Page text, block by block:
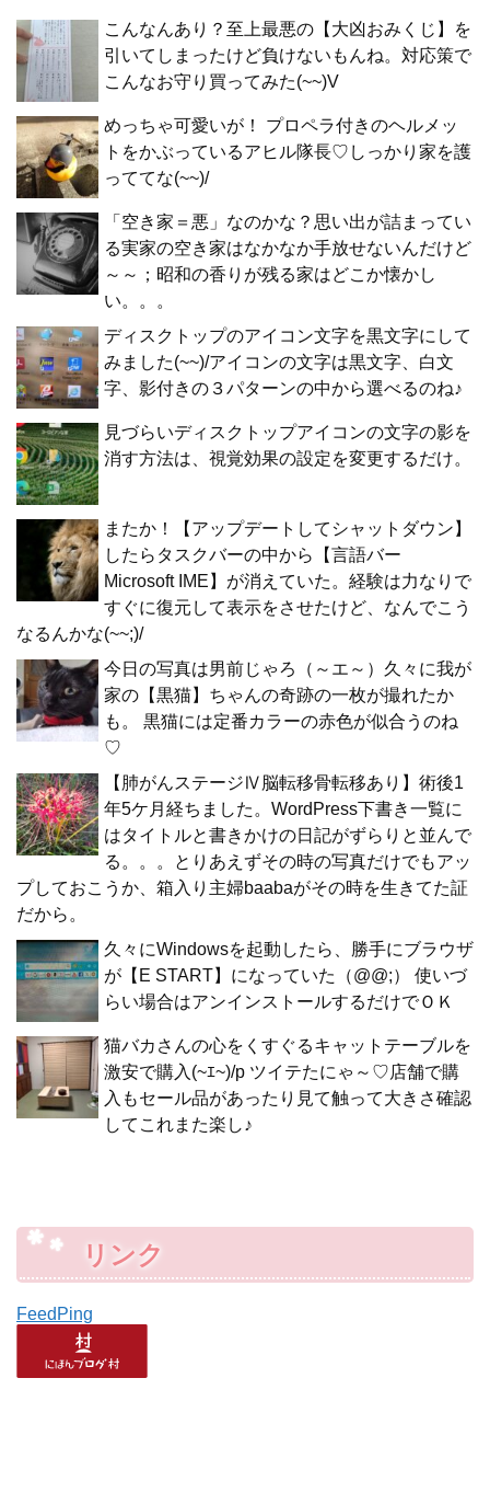
こんなんあり？至上最悪の【大凶おみくじ】を
引いてしまったけど負けないもんね。対応策で
こんなお守り買ってみた(~~)V
めっちゃ可愛いが！ プロペラ付きのヘルメッ
トをかぶっているアヒル隊長♡しっかり家を護
っててな(~~)/
「空き家＝悪」なのかな？思い出が詰まってい
る実家の空き家はなかなか手放せないんだけど
～～；昭和の香りが残る家はどこか懐かし
い。。。
ディスクトップのアイコン文字を黒文字にして
みました(~~)/アイコンの文字は黒文字、白文
字、影付きの３パターンの中から選べるのね♪
見づらいディスクトップアイコンの文字の影を
消す方法は、視覚効果の設定を変更するだけ。
またか！【アップデートしてシャットダウン】
したらタスクバーの中から【言語バー
Microsoft IME】が消えていた。経験は力なりで
すぐに復元して表示をさせたけど、なんでこう
なるんかな(~~;)/
今日の写真は男前じゃろ（～エ～）久々に我が
家の【黒猫】ちゃんの奇跡の一枚が撮れたか
も。 黒猫には定番カラーの赤色が似合うのね
♡
【肺がんステージⅣ脳転移骨転移あり】術後1
年5ケ月経ちました。WordPress下書き一覧に
はタイトルと書きかけの日記がずらりと並んで
る。。。とりあえずその時の写真だけでもアッ
プしておこうか、箱入り主婦baabaがその時を生きてた証
だから。
久々にWindowsを起動したら、勝手にブラウザ
が【E START】になっていた（@@;） 使いづ
らい場合はアンインストールするだけでＯＫ
猫バカさんの心をくすぐるキャットテーブルを
激安で購入(~ｴ~)/p ツイテたにゃ～♡店舗で購
入もセール品があったり見て触って大きさ確認
してこれまた楽し♪
リンク
FeedPing